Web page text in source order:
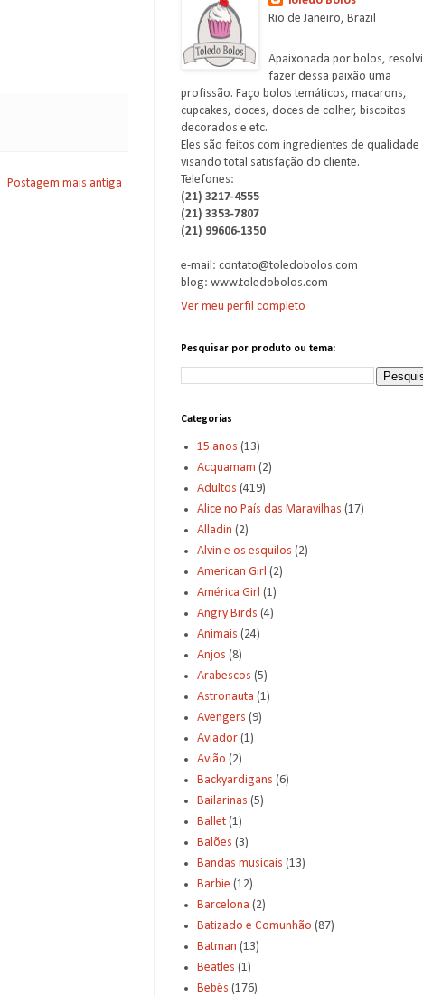
Postagem mais antiga
Rio de Janeiro, Brazil
Apaixonada por bolos, resolvi
fazer dessa paixão uma
profissão. Faço bolos temáticos, macarons,
cupcakes, doces, doces de colher, biscoitos
decorados e etc.
Eles são feitos com ingredientes de qualidade
visando total satisfação do cliente.
Telefones:
(21) 3217-4555
(21) 3353-7807
(21) 99606-1350
e-mail: contato@toledobolos.com
blog: www.toledobolos.com
Ver meu perfil completo
Pesquisar por produto ou tema:
Categorias
15 anos (13)
Acquamam (2)
Adultos (419)
Alice no País das Maravilhas (17)
Alladin (2)
Alvin e os esquilos (2)
American Girl (2)
América Girl (1)
Angry Birds (4)
Animais (24)
Anjos (8)
Arabescos (5)
Astronauta (1)
Avengers (9)
Aviador (1)
Avião (2)
Backyardigans (6)
Bailarinas (5)
Ballet (1)
Balões (3)
Bandas musicais (13)
Barbie (12)
Barcelona (2)
Batizado e Comunhão (87)
Batman (13)
Beatles (1)
Bebês (176)